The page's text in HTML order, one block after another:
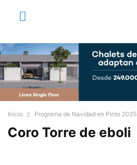
Inicio Programa de Navidad en Pinto 2025
Coro Torre de eboli